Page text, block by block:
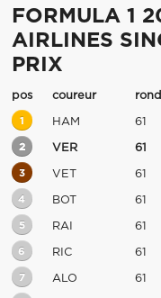
FORMULA 1
AIRLINES
PRIX
pos coureur
1 HAM 61
2 VER 61
3 VET 61
4 BOT 61
5 RAI 61
6 RIC 61
7 ALO 61